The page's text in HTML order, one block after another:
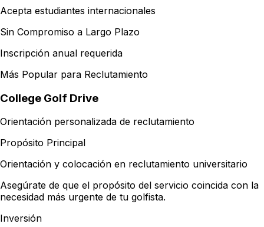
Acepta estudiantes internacionales
Sin Compromiso a Largo Plazo
Inscripción anual requerida
Más Popular para Reclutamiento
College Golf Drive
Orientación personalizada de reclutamiento
Propósito Principal
Orientación y colocación en reclutamiento universitario
Asegúrate de que el propósito del servicio coincida con la
necesidad más urgente de tu golfista.
Inversión